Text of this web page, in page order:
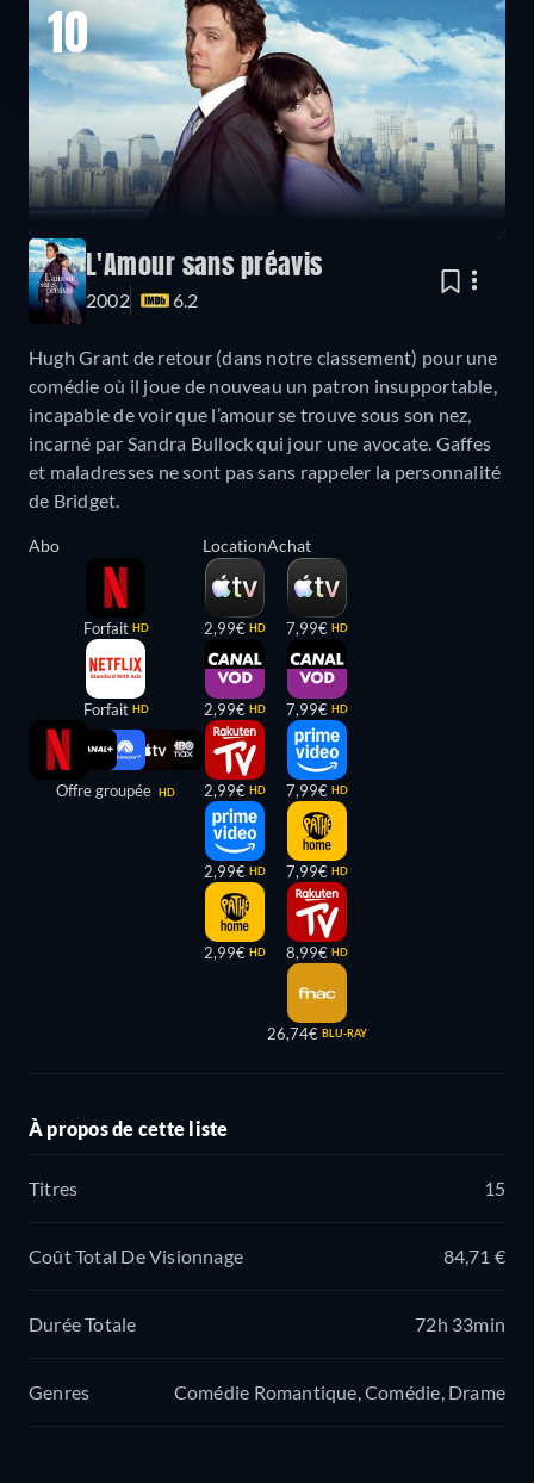
10
L'Amour sans préavis
2002 6.2
Hugh Grant de retour (dans notre classement) pour une
comédie où il joue de nouveau un patron insupportable,
incapable de voir que l’amour se trouve sous son nez,
incarné par Sandra Bullock qui jour une avocate. Gaffes
et maladresses ne sont pas sans rappeler la personnalité
de Bridget.
Abo
Forfait HD
Forfait HD
Offre groupée HD
Location
2,99€ HD
2,99€ HD
2,99€ HD
2,99€ HD
2,99€ HD
Achat
7,99€ HD
7,99€ HD
7,99€ HD
7,99€ HD
8,99€ HD
26,74€ BLU-RAY
À propos de cette liste
Titres 15
Coût Total De Visionnage 84,71 €
Durée Totale 72h 33min
Genres Comédie Romantique, Comédie, Drame